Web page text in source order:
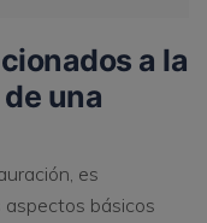
a la
una
es
básicos